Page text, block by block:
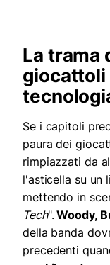
La trama
Se i capitoli
paura dei
rimpiazzati da
l'asticella su un
mettendo in
Tech".Woody,
della banda
precedenti